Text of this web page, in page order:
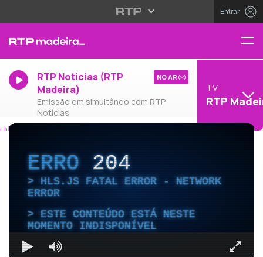
Entrar
RTP Notícias (RTP
Madeira)
Emissão em simultâneo com RTP
Notícias
NO AR
TV
RTP
ERRO204
HLS.JS FATAL ERROR - NETWORK
ERROR
ESTE CONTEÚDO ESTÁ NESTE
MOMENTO INDISPONÍVEL